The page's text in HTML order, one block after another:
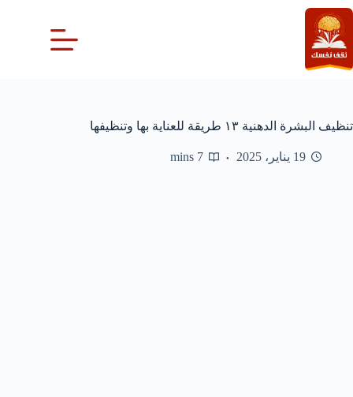
التجاوز
إلى
المحتوى
تنظيف البشرة الدهنية ١٣ طريقة للعناية بها وتنظيفها
19 يناير، 2025 7 mins